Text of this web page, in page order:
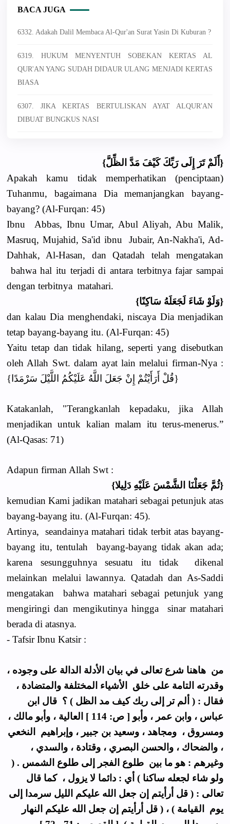
BACA JUGA
6332. Adakah Dalil Membaca Al-Qur'an Surat Yasin Di Kuburan ?
6319. HUKUM MENYENTUH SOBEKAN KERTAS AL
QUR'AN YANG SUDAH DIDAUR ULANG MENJADI KERTAS
BIASA
6307. JIKA KERTAS BERTULISKAN AYAT ALQUR'AN
DIBUAT BUNGKUS NASI
{أَلَمْ تَرَ إِلَى رَبِّكَ كَيْفَ مَدَّ الظِّلَّ}
Apakah kamu tidak memperhatikan (penciptaan)
Tuhanmu, bagaimana Dia memanjangkan bayang-
bayang? (Al-Furqan: 45)
Ibnu Abbas, Ibnu Umar, Abul Aliyah, Abu Malik,
Masruq, Mujahid, Sa'id ibnu Jubair, An-Nakha'i, Ad-
Dahhak, Al-Hasan, dan Qatadah telah mengatakan
bahwa hal itu terjadi di antara terbitnya fajar sampai
dengan terbitnya matahari.
{وَلَوْ شَاءَ لَجَعَلَهُ سَاكِنًا}
dan kalau Dia menghendaki, niscaya Dia menjadikan
tetap bayang-bayang itu. (Al-Furqan: 45)
Yaitu tetap dan tidak hilang, seperti yang disebutkan
oleh Allah Swt. dalam ayat lain melalui firman-Nya :
{قُلْ أَرَأَيْتُمْ إِنْ جَعَلَ اللَّهُ عَلَيْكُمُ اللَّيْلَ سَرْمَدًا}
Katakanlah, "Terangkanlah kepadaku, jika Allah
menjadikan untuk kalian malam itu terus-menerus.”
(Al-Qasas: 71)
Adapun firman Allah Swt :
{ثُمَّ جَعَلْنَا الشَّمْسَ عَلَيْهِ دَلِيلا}
kemudian Kami jadikan matahari sebagai petunjuk atas
bayang-bayang itu. (Al-Furqan: 45).
Artinya, seandainya matahari tidak terbit atas bayang-
bayang itu, tentulah bayang-bayang tidak akan ada;
karena sesungguhnya sesuatu itu tidak dikenal
melainkan melalui lawannya. Qatadah dan As-Saddi
mengatakan bahwa matahari sebagai petunjuk yang
mengiringi dan mengikutinya hingga sinar matahari
berada di atasnya.
- Tafsir Ibnu Katsir :
من هاهنا شرع تعالى في بيان الأدلة الدالة على وجوده ،
وقدرته التامة على خلق الأشياء المختلفة والمتضادة ،
فقال : ( ألم تر إلى ربك كيف مد الظل ) ؟ قال ابن
عباس ، وابن عمر ، وأبو [ ص: 114 ] العالية ، وأبو مالك ،
ومسروق ، ومجاهد ، وسعيد بن جبير ، وإبراهيم النخعي
، والضحاك ، والحسن البصري ، وقتادة ، والسدي ،
وغيرهم : هو ما بين طلوع الفجر إلى طلوع الشمس . (
ولو شاء لجعله ساكنا ) أي : دائما لا يزول ، كما قال
تعالى : ( قل أرأيتم إن جعل الله عليكم الليل سرمدا إلى
يوم القيامة ) ، ( قل أرأيتم إن جعل الله عليكم النهار